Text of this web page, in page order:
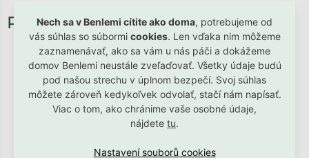
Nech sa v Benlemi cítite ako doma, potrebujeme od
vás súhlas so súbormi cookies. Len vďaka nim môžeme
zaznamenávať, ako sa vám u nás páči a dokážeme
domov Benlemi neustále zveľaďovať. Všetky údaje budú
pod našou strechu v úplnom bezpečí. Svoj súhlas
môžete zároveň kedykoľvek odvolať, stačí nám napísať.
Viac o tom, ako chránime vaše osobné údaje,
nájdete tu.